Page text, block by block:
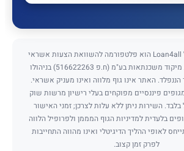
⚠️ גילוי נאות: פורטל Loan4all הוא פלטפורמה להשוואת הצעות אשראי
המופעלת ע"י חברת מיקוד משכנתאות בע"מ (ח.פ 516622263) בניהולו
האתר אינו גוף מלווה ואינו מעניק אשראי.
פיננסיים מפוקחים בעלי רישיון מרשות שוק
השירות ניתן ללא עלות לצרכן; זמני האישור
בלעדית למדיניות הגוף המממן ולפרופיל הלווה
לאופי ההליך הדיגיטלי ואינו מהווה התחייבות
לפרק זמן קצוב.